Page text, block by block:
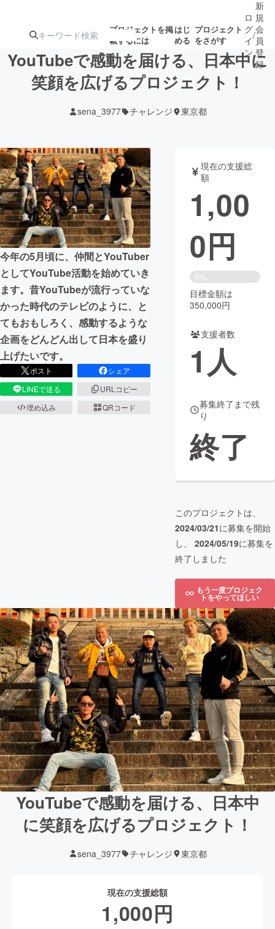
プロジェクトを掲
載するには
はじ
める
プロジェクト
をさがす
ターン
ジェクト
募集終了が近いプ
ロジェクト
アート・写真 音楽
テクノロジー・ガジェット ゲーム・サ
映像・映画 書籍・雑誌
ビジネス・起業 チャレンジ
まちづくり・地域活性化
CAMPFIRE for Social Good
CAMPFIRE Creation
CAMPFIREふるさと納税
コミュニティ
ロ
グ
イ
ン
/
新
規
会
員
登
録
YouTubeで感動を届ける、日本中に
笑顔を広げるプロジェクト！
sena_3977 チャレンジ 東京都
今年の5月頃に、仲間とYouTuber
としてYouTube活動を始めていき
ます。昔YouTubeが流行っていな
かった時代のテレビのように、と
てもおもしろく、感動するような
企画をどんどん出して日本を盛り
上げたいです。
ポスト
シェア
LINEで送る
URLコピー
埋め込み
QRコード
現在の支援総
額
1,00
0円
0%
目標金額は
350,000円
支援者数
1人
募集終了まで残
り
終了
このプロジェクトは、
2024/03/21に募集を開始
し、 2024/05/19に募集を
終了しました
もう一度プロジェク
トをやってほしい
YouTubeで感動を届ける、日本中
に笑顔を広げるプロジェクト！
sena_3977 チャレンジ 東京都
現在の支援総額
1,000円